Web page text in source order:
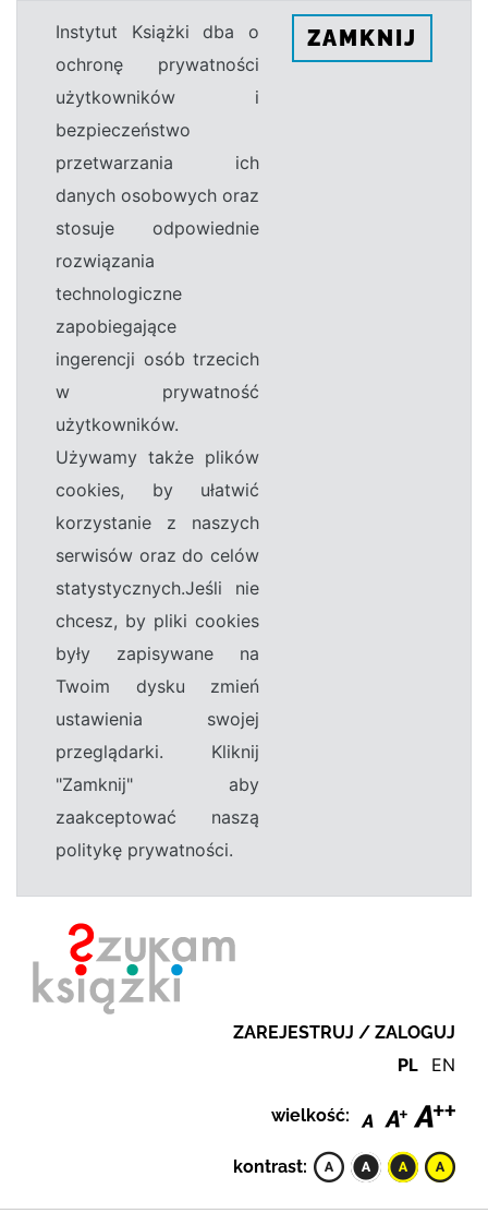
Instytut Książki dba o
ochronę prywatności
użytkowników i
bezpieczeństwo
przetwarzania ich
danych osobowych oraz
stosuje odpowiednie
rozwiązania
technologiczne
zapobiegające
ingerencji osób trzecich
w prywatność
użytkowników.
Używamy także plików
cookies, by ułatwić
korzystanie z naszych
serwisów oraz do celów
statystycznych.Jeśli nie
chcesz, by pliki cookies
były zapisywane na
Twoim dysku zmień
ustawienia swojej
przeglądarki. Kliknij
"Zamknij" aby
zaakceptować naszą
politykę prywatności.
ZAMKNIJ
ZAREJESTRUJ / ZALOGUJ
PL EN
wielkość:
kontrast: